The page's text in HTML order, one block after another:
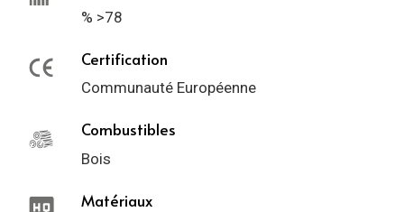
% >78
Certification
Communauté Européenne
Combustibles
Bois
Matériaux